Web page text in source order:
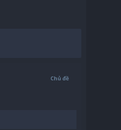
Chủ đề